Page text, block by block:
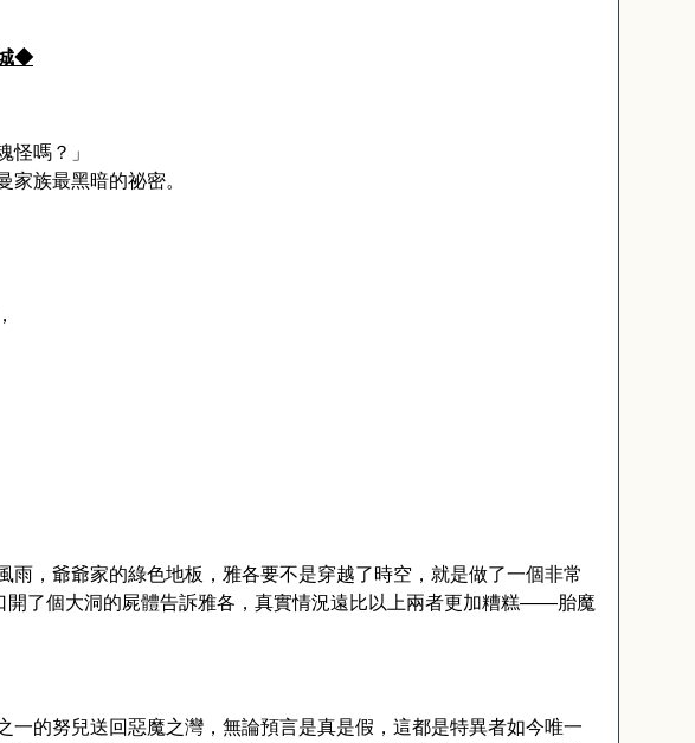
◆
怪嗎？」
家族最黑暗的祕密。
雨，爺爺家的綠色地板，雅各要不是穿越了時空，就是做了一個非常
開了個大洞的屍體告訴雅各，真實情況遠比以上兩者更加糟糕――胎魔
一的努兒送回惡魔之灣，無論預言是真是假，這都是特異者如今唯一